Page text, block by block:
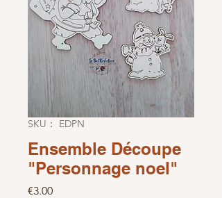
SKU： EDPN
Ensemble Découpe
"Personnage noel"
€3.00価格